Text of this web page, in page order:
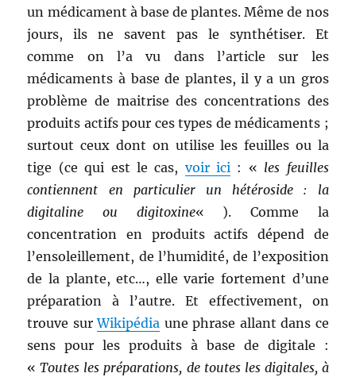
un médicament à base de plantes. Même de nos
jours, ils ne savent pas le synthétiser. Et
comme on l’a vu dans l’article sur les
médicaments à base de plantes, il y a un gros
problème de maitrise des concentrations des
produits actifs pour ces types de médicaments ;
surtout ceux dont on utilise les feuilles ou la
tige (ce qui est le cas, voir ici : « les feuilles
contiennent en particulier un hétéroside : la
digitaline ou digitoxine« ). Comme la
concentration en produits actifs dépend de
l’ensoleillement, de l’humidité, de l’exposition
de la plante, etc…, elle varie fortement d’une
préparation à l’autre. Et effectivement, on
trouve surWikipédia une phrase allant dans ce
sens pour les produits à base de digitale :
«Toutes les préparations, de toutes les digitales, à